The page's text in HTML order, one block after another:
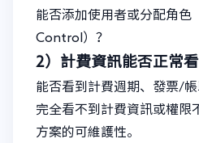
能否添加使用者或分配角色
Control）？
2）計費資訊能否正常
能否看到計費週期、發票/
完全看不到計費資訊或權限
方案的可維護性。